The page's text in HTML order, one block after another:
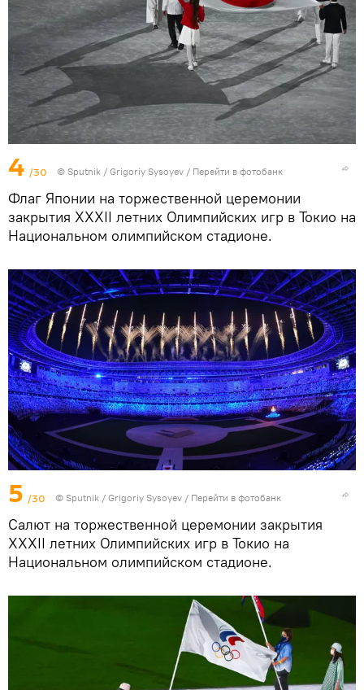
4 /30 © Sputnik / Grigoriy Sysoyev / Перейти в фотобанк
Флаг Японии на торжественной церемонии
закрытия XXXII летних Олимпийских игр в Токио на
Национальном олимпийском стадионе.
5 /30 © Sputnik / Grigoriy Sysoyev / Перейти в фотобанк
Салют на торжественной церемонии закрытия
XXXII летних Олимпийских игр в Токио на
Национальном олимпийском стадионе.